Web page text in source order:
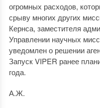
огромных расходов,
срыву многих других
Кернса, заместителя
Управлении научных
уведомлен о решении
Запуск VIPER ранее
года.
А.Ж.